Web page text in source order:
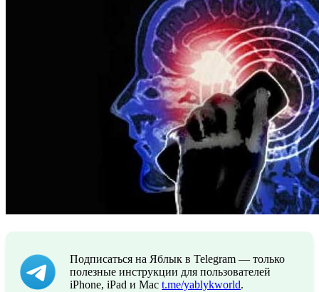
Подписаться на Яблык в Telegram — только
полезные инструкции для пользователей
iPhone, iPad и Mac t.me/yablykworld.